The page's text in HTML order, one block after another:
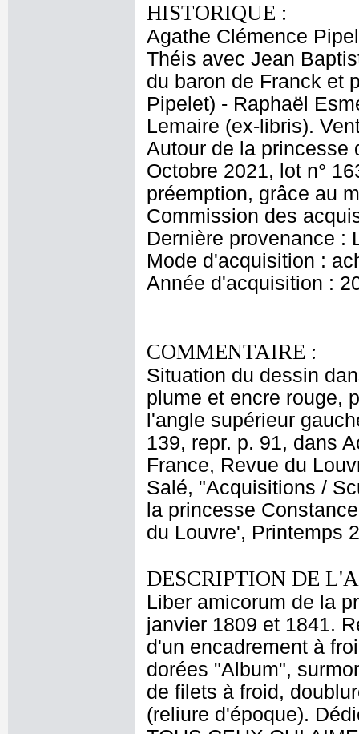
HISTORIQUE :
Agathe Clémence
Théis avec Jean
du baron de Franck et
Pipelet) - Raphaël
Lemaire (ex-libris).
Autour de la princesse
Octobre 2021, lot n°
préemption, grâce au
Commission des
Dernière provenance :
Mode d'acquisition :
Année d'acquisition :
COMMENTAIRE :
Situation du dessin
plume et encre rouge,
l'angle supérieur
139, repr. p. 91, dans
France, Revue du
Salé, "Acquisitions /
la princesse
du Louvre', Printemps
DESCRIPTION DE
Liber amicorum de la
janvier 1809 et 1841.
d'un encadrement à
dorées "Album",
de filets à froid,
(reliure d'époque).